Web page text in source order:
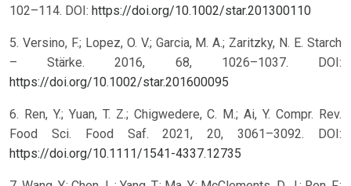
102–114. DOI: https://doi.org/10.1002/star.201300110
5. Versino, F.; Lopez, O. V.; Garcia, M. A.; Zaritzky, N. E. Starch
– Stärke. 2016, 68, 1026–1037. DOI:
https://doi.org/10.1002/star.201600095
6. Ren, Y.; Yuan, T. Z.; Chigwedere, C. M.; Ai, Y. Compr. Rev.
Food Sci. Food Saf. 2021, 20, 3061–3092. DOI:
https://doi.org/10.1111/1541-4337.12735